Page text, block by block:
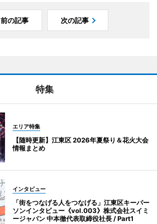
前の記事 次の記事
特集
エリア特集
【随時更新】江東区 2026年夏祭り＆花火大会
情報まとめ
インタビュー
「街をつなげる人をつなげる」江東区キーパー
ソンインタビュー《vol.003》株式会社スイミ
ージャパン 中本徹代表取締役社長 / Part1